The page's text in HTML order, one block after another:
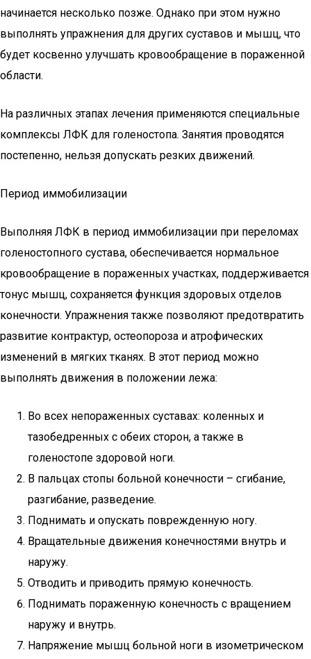
начинается несколько позже. Однако при этом нужно
выполнять упражнения для других суставов и мышц, что
будет косвенно улучшать кровообращение в пораженной
области.
На различных этапах лечения применяются специальные
комплексы ЛФК для голеностопа. Занятия проводятся
постепенно, нельзя допускать резких движений.
Период иммобилизации
Выполняя ЛФК в период иммобилизации при переломах
голеностопного сустава, обеспечивается нормальное
кровообращение в пораженных участках, поддерживается
тонус мышц, сохраняется функция здоровых отделов
конечности. Упражнения также позволяют предотвратить
развитие контрактур, остеопороза и атрофических
изменений в мягких тканях. В этот период можно
выполнять движения в положении лежа:
Во всех непораженных суставах: коленных и
тазобедренных с обеих сторон, а также в
голеностопе здоровой ноги.
В пальцах стопы больной конечности – сгибание,
разгибание, разведение.
Поднимать и опускать поврежденную ногу.
Вращательные движения конечностями внутрь и
наружу.
Отводить и приводить прямую конечность.
Поднимать пораженную конечность с вращением
наружу и внутрь.
Напряжение мышц больной ноги в изометрическом